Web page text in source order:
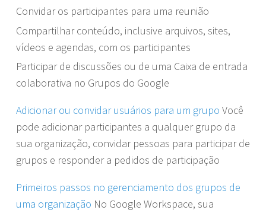
Convidar os participantes para uma reunião
Compartilhar conteúdo, inclusive arquivos, sites,
vídeos e agendas, com os participantes
Participar de discussões ou de uma Caixa de entrada
colaborativa no Grupos do Google
Adicionar ou convidar usuários para um grupo Você
pode adicionar participantes a qualquer grupo da
sua organização, convidar pessoas para participar de
grupos e responder a pedidos de participação
Primeiros passos no gerenciamento dos grupos de
uma organização No Google Workspace, sua